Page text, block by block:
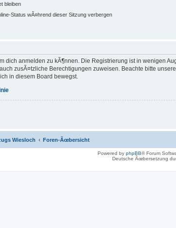
bleiben
Status wÃ¤hrend dieser Sitzung verbergen
dich anmelden zu kÃ¶nnen. Die Registrierung ist in wenigen
zusÃ¤tzliche Berechtigungen zuweisen. Beachte bitte
in diesem Board bewegst.
Wiesloch Foren-Ãœbersicht
Powered by phpBB® Forum
Deutsche Ãœbersetzung